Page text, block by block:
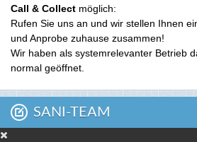
Call & Collect möglich:
Rufen Sie uns an und wir stellen Ihnen
und Anprobe zuhause zusammen!
Wir haben als systemrelevanter Betrieb
normal geöffnet.
SANI-TEAM